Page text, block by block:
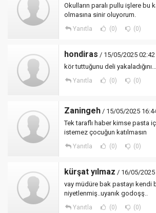
Okulların paralı pullu işlere bu
olmasına sinir oluyorum.
Yanıtla (0) (0)
hondiras / 15/05/2025 02:42
kör tuttuğunu deli
Yanıtla (0) (0)
Zaningeh / 15/05/2025
Tek taraflı haber kimse pasta
istemez çocuğun katılmasın
Yanıtla (0) (0)
kürşat yılmaz / 16/05/2025
vay müdüre bak pastayı kendi
niyetlenmiş..uyanık godoşş..
Yanıtla (0) (0)